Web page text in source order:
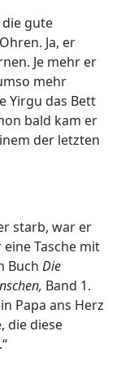
gute
Ja, er
Je mehr er
mehr
Yirgu das Bett
bald kam er
der letzten
starb, war er
Tasche mit
Buch Die
Band 1.
Papa ans Herz
die diese